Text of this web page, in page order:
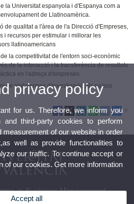
la Universitat espanyola i d'Espanya com a
de Llatinoamèrica.
de qualitat a l'àrea de l'a Direcció d'Empreses,
i recursos per estimular i millorar les
llatinoamericans
la competitivitat de l'entorn soci-econòmic
de la interacció i la transferència de resultats
en l'adreça d'empreses
de plataformes d'investigació als països
in Business Management
privacy policy
for us. Therefore, we inform you
third-party cookies to perform
measurement of our website in order
well as provide functionalities to
our traffic. To continue accept or
of our cookies. Get more information
Accept all